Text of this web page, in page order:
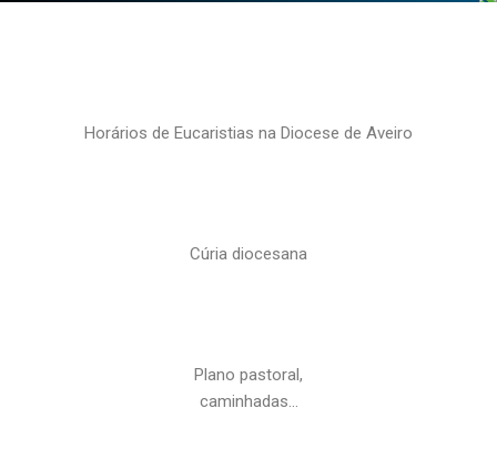
Horários de Eucaristias na Diocese de Aveiro
Cúria diocesana
Plano pastoral,
caminhadas…